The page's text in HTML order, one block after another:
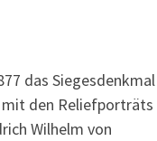
das Siegesdenkmal
mit den Reliefporträts
Wilhelm von